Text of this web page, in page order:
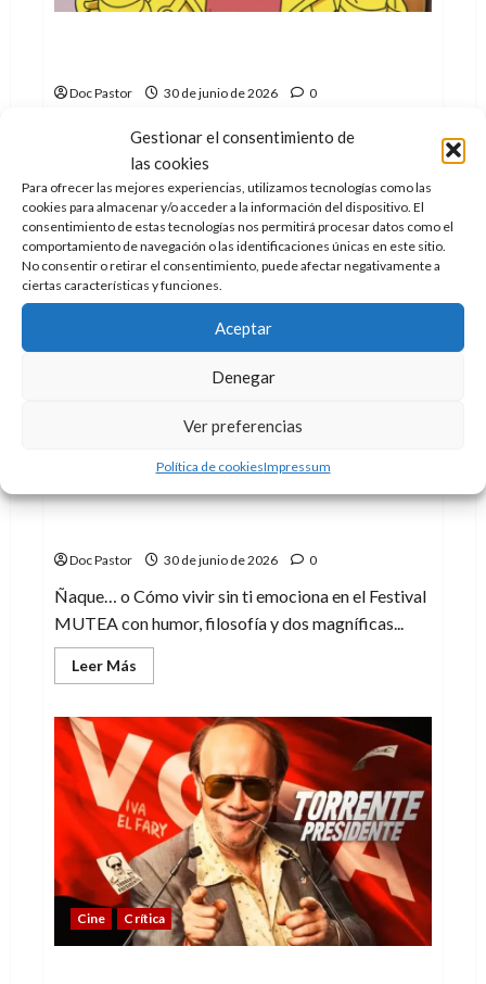
Gestionar el consentimiento de
las cookies
Para ofrecer las mejores experiencias, utilizamos tecnologías como las
cookies para almacenar y/o acceder a la información del dispositivo. El
consentimiento de estas tecnologías nos permitirá procesar datos como el
comportamiento de navegación o las identificaciones únicas en este sitio.
No consentir o retirar el consentimiento, puede afectar negativamente a
ciertas características y funciones.
Aceptar
Denegar
Ver preferencias
Política de cookiesImpressum
Doc Pastor 30 de junio de 2026 0
El mundo de X-Men '97 crece en su segunda
temporada con la llegada de X-Force y Factor-X...
Leer MásLeer
más
acerca
de
Men
’97
(2×2):
Factor-
Festival MUTEA: Ñaque y el talento del
Doc Pastor 30 de junio de 2026 0
Ñaque… o Cómo vivir sin ti emociona en el Festival
MUTEA con humor, filosofía y dos magníficas...
Leer Más
más
Festival
MUTEA:
Ñaque
y
el
talento
del
teatro
amateur
Cine Crítica